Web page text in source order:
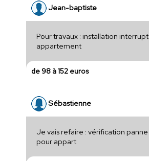
Jean-baptiste
Pour travaux : installation
appartement
de 98 à 152 euros
Sébastienne
Je vais refaire : vérification
pour appart